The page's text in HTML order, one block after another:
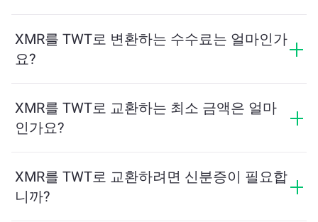
수량을 계산해줍니다. 그런 다음, 안내에 따라 거래를 완
료하세요.
XMR를 TWT로 변환하는 수수료는 얼마인가
요?
라집니다. ChangeNOW는 숨겨진 수수료 없이 경쟁력 있
는 요금을 제공하며, 최종 금액은 거래를 확인하기 전에
표시됩니다.
XMR를 TWT로 교환하는 최소 금액은 얼마
인가요?
다. 플랫폼은 원활한 거래를 보장하기 위해 필요한 최소
금액을 자동으로 계산합니다. 그러나 대부분의 경우, 최
소 금액은 2달러 상당입니다.
XMR를 TWT로 교환하려면 신분증이 필요합
니까?